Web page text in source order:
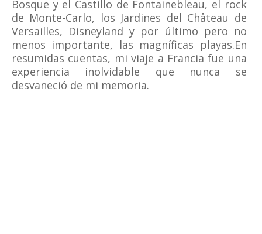
Bosque y el Castillo de Fontainebleau, el rock
de Monte-Carlo, los Jardines del Château de
Versailles, Disneyland y por último pero no
menos importante, las magníficas playas.En
resumidas cuentas, mi viaje a Francia fue una
experiencia inolvidable que nunca se
desvaneció de mi memoria.